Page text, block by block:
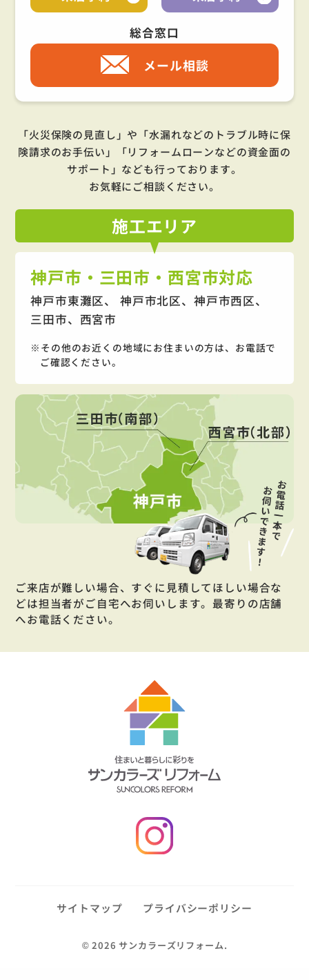
総合窓口
メール相談
「火災保険の見直し」や「水漏れなどのトラブル時に保
険請求のお手伝い」「リフォームローンなどの資金面の
サポート」 なども行っております。
お気軽にご相談ください。
施工エリア
神戸市・三田市・西宮市対応
神戸市東灘区、 神戸市北区、神戸市西区、
三田市、西宮市
その他のお近くの地域にお住まいの方は、お電話で
ご確認ください。
ご来店が難しい場合、すぐに見積してほしい場合な
どは担当者がご自宅へお伺いします。最寄りの店舗
へお電話ください。
サイトマップ プライバシーポリシー
©2026 サンカラーズリフォーム.